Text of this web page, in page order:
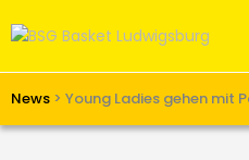
News > Young Ladies gehen mit
Verein